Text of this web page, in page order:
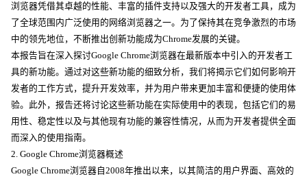
浏览器凭借其卓越的性能、丰富的插件支持以及强大的开发者工具，成为
了全球范围内广泛使用的网络浏览器之一。为了保持其在竞争激烈的市场
中的领先地位，不断推出创新功能成为Chrome发展的关键。
本报告旨在深入探讨Google Chrome浏览器在最新版本中引入的开发者工
具的新功能。通过对这些新功能的细致分析，我们将揭示它们如何影响开
发者的工作方式，提升开发效率，并为用户带来更加丰富和便捷的使用体
验。此外，报告还将讨论这些新功能在实际使用中的表现，包括它们的易
用性、稳定性以及与其他现有功能的兼容性情况，从而为开发者提供全面
而深入的使用指南。
2. Google Chrome浏览器概述
Google Chrome浏览器自2008年推出以来，以其简洁的用户界面、高效的